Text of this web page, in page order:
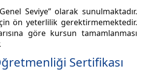
Seviye” olarak sunulmaktadır.
ön yeterlilik gerektirmemektedir.
göre kursun tamamlanması
Sertifikası